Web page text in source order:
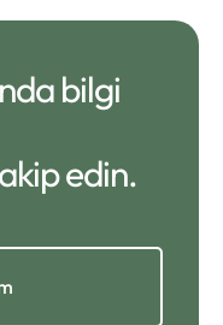
bilgi
edin.